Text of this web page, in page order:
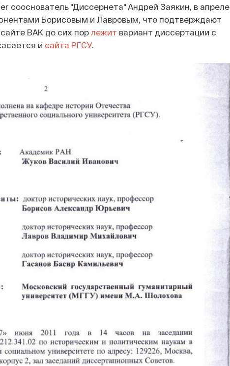
сооснователь "Диссернета" Андрей Заякин, в апреле
Борисовым и Лавровым, что подтверждают
ВАК до сих пор лежит вариант диссертации с
и сайта РГСУ.